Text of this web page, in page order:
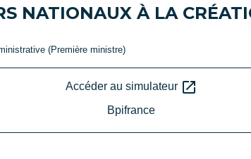
NATIONAUX À LA
(Première ministre)
Accéder au simulateur open_in_new
Bpifrance